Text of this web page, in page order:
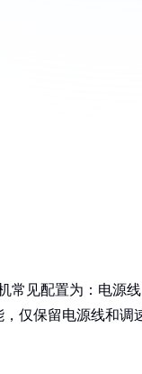
常见配置为：电源
仅保留电源线和调